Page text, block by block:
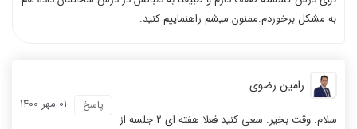
به مشکل برخوردم.ممنون میشم راهنماییم کنید.
رامین رضوی
01 مهر 1400 پاسخ
سلام. وقت بخیر. سعی کنید فعلا هفته ای 2 جلسه از